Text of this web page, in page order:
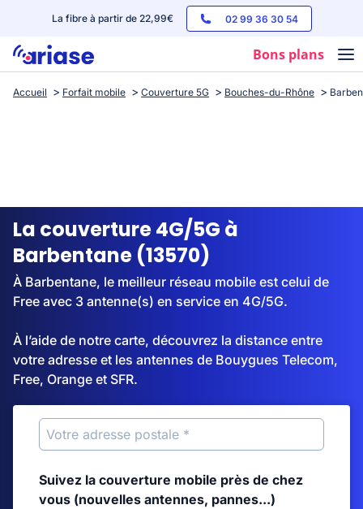
La fibre à partir de 22,99€ 02 99 36 30 54
Bons plans
Box internet
Streaming
Accueil Forfait mobile Couverture 5G Bouches-du-Rhône
La couverture 4G/5G à
Barbentane (13570)
À Barbentane, le meilleur réseau mobile est celui de
Free avec 3 antenne(s) en service en 4G/5G.
À l’aide de notre carte, découvrez la distance entre
votre adresse et les antennes de Bouygues Telecom,
Free, Orange et SFR.
Suivez la couverture mobile près de chez
vous (nouvelles antennes, pannes...)